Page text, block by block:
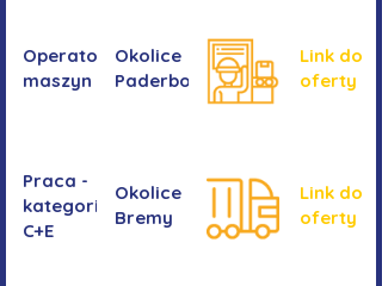
Operator/operatorka
maszyn CNC
Okolice
Paderborn
Link do
oferty
Praca -
kategoria
C+E
Okolice
Bremy
Link do
oferty